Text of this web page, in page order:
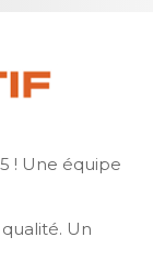
! Une équipe
Un